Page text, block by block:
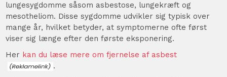
lungesygdomme såsom asbestose, lungekræft og
mesotheliom. Disse sygdomme udvikler sig typisk over
mange år, hvilket betyder, at symptomerne ofte først
viser sig længe efter den første eksponering.
Her kan du læse mere om fjernelse af asbest
.